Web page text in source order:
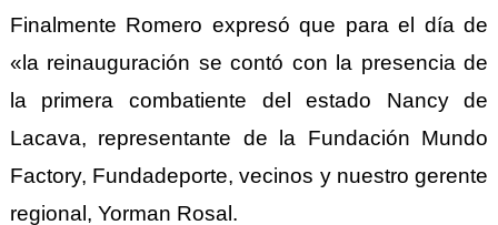
Finalmente Romero expresó que para el día de
«la reinauguración se contó con la presencia de
la primera combatiente del estado Nancy de
Lacava, representante de la Fundación Mundo
Factory, Fundadeporte, vecinos y nuestro gerente
regional, Yorman Rosal.